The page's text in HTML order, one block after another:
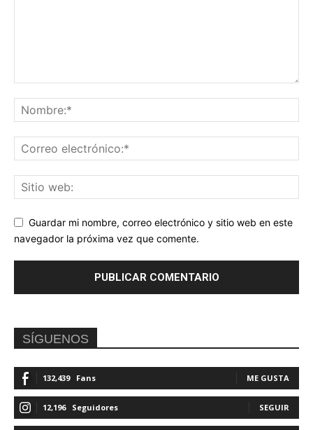
Guardar mi nombre, correo electrónico y sitio web en este
navegador la próxima vez que comente.
SÍGUENOS
132,439 Fans ME GUSTA
12,196 Seguidores SEGUIR